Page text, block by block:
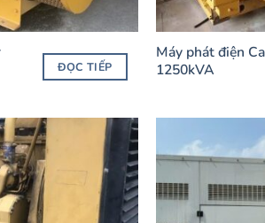
ĐỌC TIẾP
Máy phát điện
1250kVA